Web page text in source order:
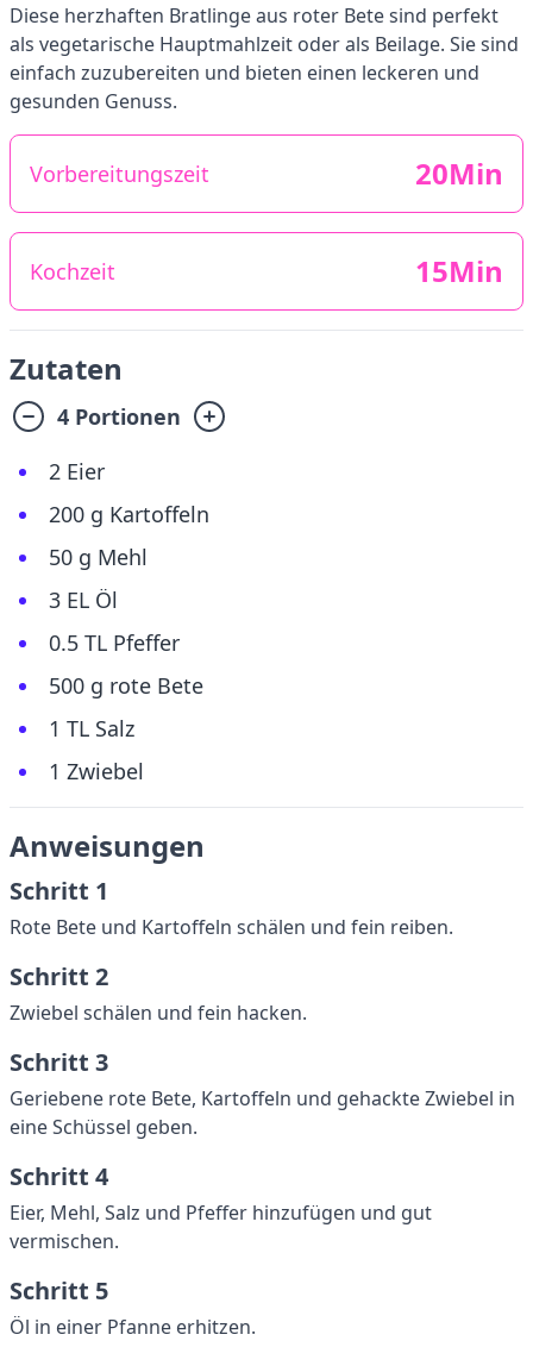
Diese herzhaften Bratlinge aus roter Bete sind perfekt
als vegetarische Hauptmahlzeit oder als Beilage. Sie sind
einfach zuzubereiten und bieten einen leckeren und
gesunden Genuss.
Vorbereitungszeit 20Min
Kochzeit 15Min
Zutaten
4 Portionen
2 Eier
200 g Kartoffeln
50 g Mehl
3 EL Öl
0.5 TL Pfeffer
500 g rote Bete
1 TL Salz
1 Zwiebel
Anweisungen
Schritt 1
Rote Bete und Kartoffeln schälen und fein reiben.
Schritt 2
Zwiebel schälen und fein hacken.
Schritt 3
Geriebene rote Bete, Kartoffeln und gehackte Zwiebel in
eine Schüssel geben.
Schritt 4
Eier, Mehl, Salz und Pfeffer hinzufügen und gut
vermischen.
Schritt 5
Öl in einer Pfanne erhitzen.